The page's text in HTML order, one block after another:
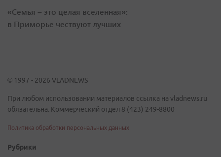
«Семья – это целая вселенная»:
в Приморье чествуют лучших
© 1997 - 2026 VLADNEWS
При любом использовании материалов ссылка на vladnews.ru
обязательна. Коммерческий отдел 8 (423) 249-8800
Политика обработки персональных данных
Рубрики